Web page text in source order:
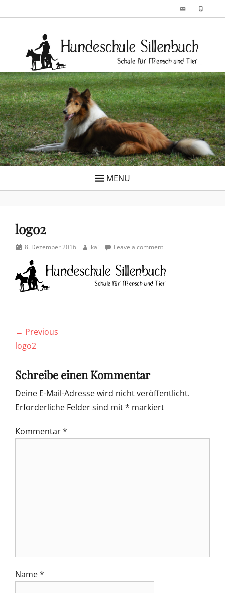
to
Email
Sillenbuch
MENU
logo2
Posted8. Dezember 2016 Author
kai Leave a comment
Beitragsnavigation
← Previous
Previous
logo2
Schreibe einen Kommentar
Deine E-Mail-Adresse wird nicht veröffentlicht.
Erforderliche Felder sind mit* markiert
Kommentar*
Name*